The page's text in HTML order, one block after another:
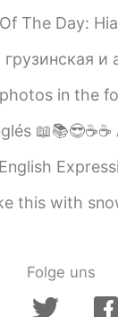
دافع عنه وعن
ويدافع عن
الجنة.
والثرثرة فقط..
Meaning: Break, absence
народная одежда прекрасна.
add a mysterious, ethereal
Wonderland: Chapter 4 The Rabbit
Visit my YouTube channel to
the mountains. Me encantan los
Folge uns